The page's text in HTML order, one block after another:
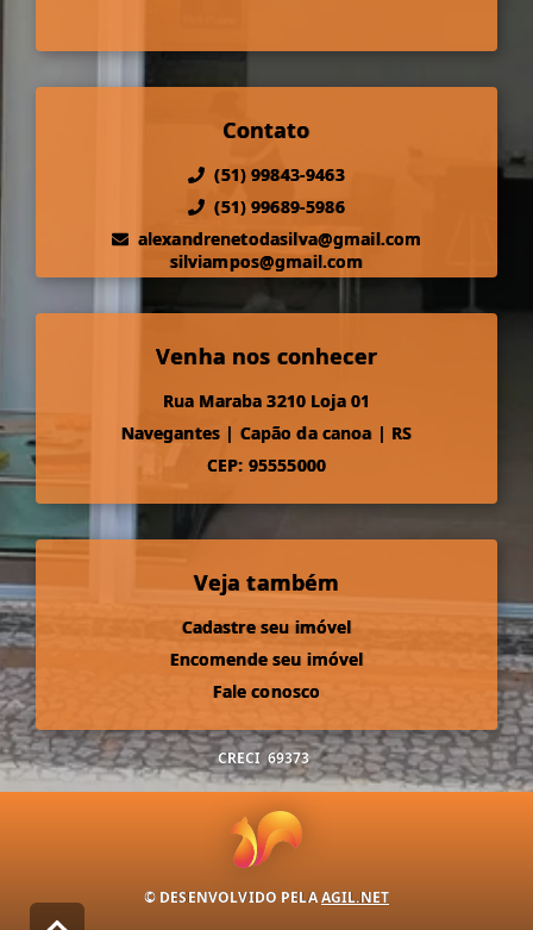
Contato
(51) 99843-9463
(51) 99689-5986
alexandrenetodasilva@gmail.com
silviampos@gmail.com
Venha nos conhecer
Rua Maraba 3210 Loja 01
Navegantes | Capão da canoa | RS
CEP: 95555000
Veja também
Cadastre seu imóvel
Encomende seu imóvel
Fale conosco
CRECI 69373
© DESENVOLVIDO PELAAGIL.NET